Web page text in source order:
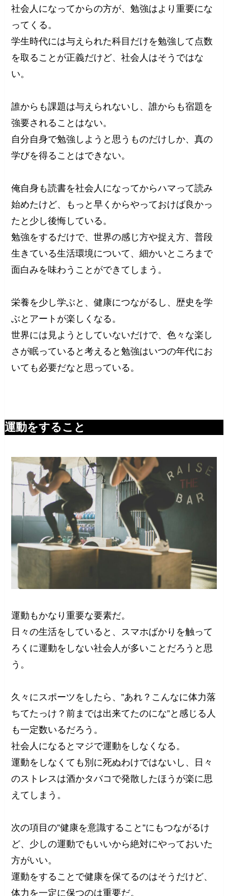
社会人になってからの方が、勉強はより重要にな
ってくる。
学生時代には与えられた科目だけを勉強して点数
を取ることが正義だけど、社会人はそうではな
い。
誰からも課題は与えられないし、誰からも宿題を
強要されることはない。
自分自身で勉強しようと思うものだけしか、真の
学びを得ることはできない。
俺自身も読書を社会人になってからハマって読み
始めたけど、もっと早くからやっておけば良かっ
たと少し後悔している。
勉強をするだけで、世界の感じ方や捉え方、普段
生きている生活環境について、細かいところまで
面白みを味わうことができてしまう。
栄養を少し学ぶと、健康につながるし、歴史を学
ぶとアートが楽しくなる。
世界には見ようとしていないだけで、色々な楽し
さが眠っていると考えると勉強はいつの年代にお
いても必要だなと思っている。
運動をすること
運動もかなり重要な要素だ。
日々の生活をしていると、スマホばかりを触って
ろくに運動をしない社会人が多いことだろうと思
う。
久々にスポーツをしたら、”あれ？こんなに体力落
ちてたっけ？前までは出来てたのにな”と感じる人
も一定数いるだろう。
社会人になるとマジで運動をしなくなる。
運動をしなくても別に死ぬわけではないし、日々
のストレスは酒かタバコで発散したほうが楽に思
えてしまう。
次の項目の”健康を意識すること”にもつながるけ
ど、少しの運動でもいいから絶対にやっておいた
方がいい。
運動をすることで健康を保てるのはそうだけど、
体力を一定に保つのは重要だ。